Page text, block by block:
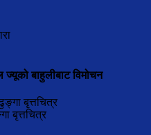
ज्यूको बाहुलीबाट विमोचन
बृत्तचित्र